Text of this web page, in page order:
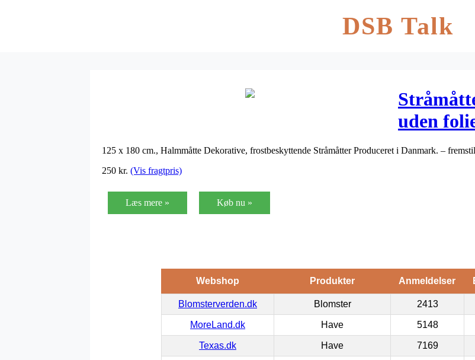
DSB Talk
uden
125 x 180 cm., Halmmåtte Dekorative, frostbeskyttende Stråmåtter Produceret i Danmark. –
250 kr. (Vis fragtpris)
Læs mere » Køb nu »
Webshop Produkter Anmeldelser
Blomsterverden.dk Blomster 2413
MoreLand.dk Have 5148
Texas.dk Have 7169